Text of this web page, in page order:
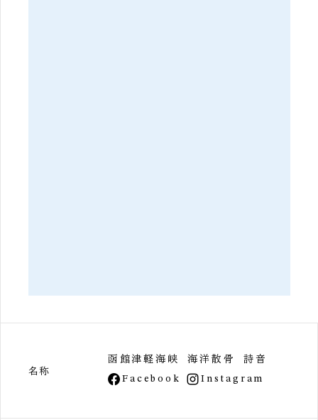
名称
函館津軽海峡 海洋散骨 詩音
Facebook
Instagram